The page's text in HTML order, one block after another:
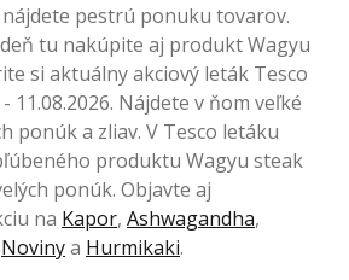
pestrú ponuku tovarov.
tu nakúpite aj produkt Wagyu
si aktuálny akciový leták Tesco
11.08.2026. Nájdete v ňom veľké
ponúk a zliav. V Tesco letáku
produktu Wagyu steak
ponúk. Objavte aj
na Kapor, Ashwagandha,
Novinya Hurmikaki.